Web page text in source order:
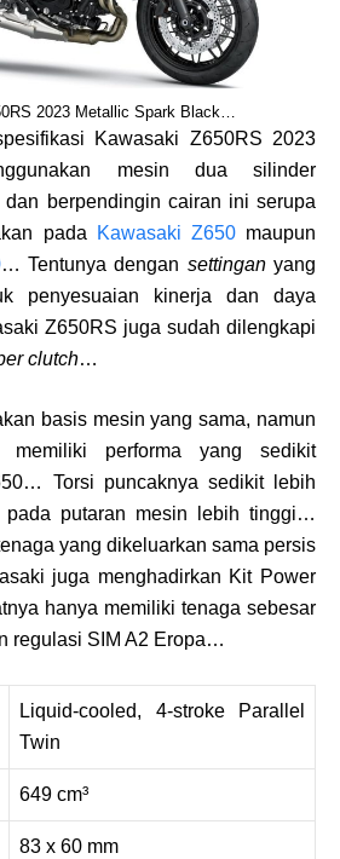
2023 Metallic Spark Black…
Kawasaki Z650RS 2023
mesin dua silinder
dan berpendingin cairan ini serupa
pada
Kawasaki Z650maupun
… Tentunya dengan settinganyang
penyesuaian kinerja dan daya
Z650RS juga sudah dilengkapi
clutch…
basis mesin yang sama, namun
memiliki performa yang sedikit
Torsi puncaknya sedikit lebih
pada putaran mesin lebih tinggi…
yang dikeluarkan sama persis
juga menghadirkan Kit Power
hanya memiliki tenaga sebesar
regulasi SIM A2 Eropa…
Liquid-cooled, 4-stroke Parallel
Twin
649 cm³
83 x 60 mm